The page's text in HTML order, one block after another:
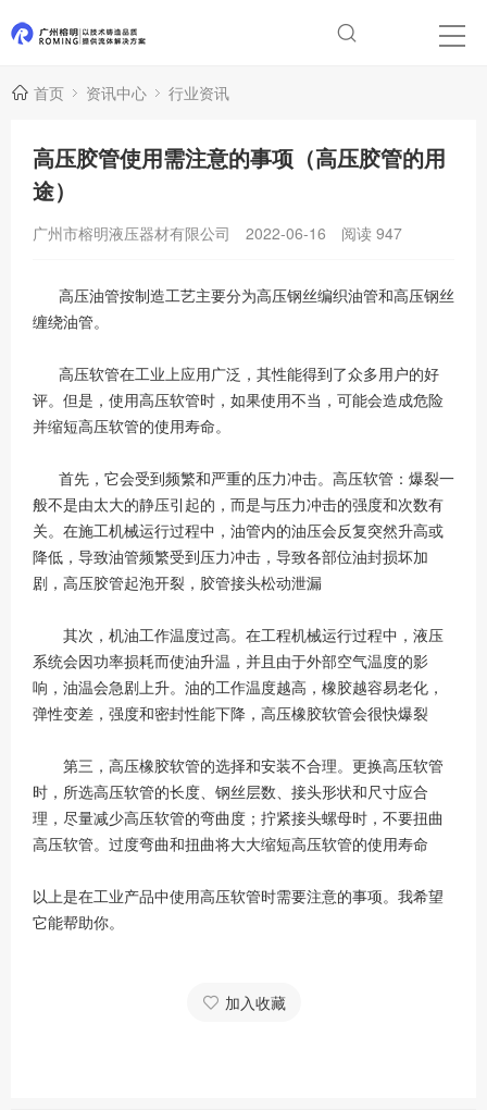
首页 资讯中心 行业资讯
高压胶管使用需注意的事项（高压胶管的用
途）
广州市榕明液压器材有限公司 2022-06-16 阅读 947
高压油管按制造工艺主要分为高压钢丝编织油管和高压钢丝
缠绕油管。
高压软管在工业上应用广泛，其性能得到了众多用户的好
评。但是，使用高压软管时，如果使用不当，可能会造成危险
并缩短高压软管的使用寿命。
首先，它会受到频繁和严重的压力冲击。高压软管：爆裂一
般不是由太大的静压引起的，而是与压力冲击的强度和次数有
关。在施工机械运行过程中，油管内的油压会反复突然升高或
降低，导致油管频繁受到压力冲击，导致各部位油封损坏加
剧，高压胶管起泡开裂，胶管接头松动泄漏
其次，机油工作温度过高。在工程机械运行过程中，液压
系统会因功率损耗而使油升温，并且由于外部空气温度的影
响，油温会急剧上升。油的工作温度越高，橡胶越容易老化，
弹性变差，强度和密封性能下降，高压橡胶软管会很快爆裂
第三，高压橡胶软管的选择和安装不合理。更换高压软管
时，所选高压软管的长度、钢丝层数、接头形状和尺寸应合
理，尽量减少高压软管的弯曲度；拧紧接头螺母时，不要扭曲
高压软管。过度弯曲和扭曲将大大缩短高压软管的使用寿命
以上是在工业产品中使用高压软管时需要注意的事项。我希望
它能帮助你。
加入收藏